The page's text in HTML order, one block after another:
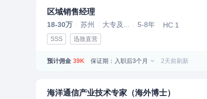
区域销售经理
18-30万 苏州 大专及... 5-8年 HC 1
SSS 迅致直营
预计佣金 39K 保证期：入职后3个月 2天前刷新
海洋通信产业技术专家（海外博士）